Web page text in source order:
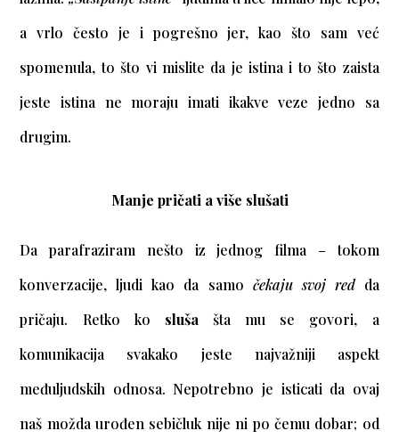
a vrlo često je i pogrešno jer, kao što sam već
spomenula, to što vi mislite da je istina i to što zaista
jeste istina ne moraju imati ikakve veze jedno sa
drugim.
Manje pričati a više slušati
Da parafraziram nešto iz jednog filma – tokom
konverzacije, ljudi kao da samo čekaju svoj redda
pričaju. Retko ko slušašta mu se govori, a
komunikacija svakako jeste najvažniji aspekt
međuljudskih odnosa. Nepotrebno je isticati da ovaj
naš možda urođen sebičluk nije ni po čemu dobar; od